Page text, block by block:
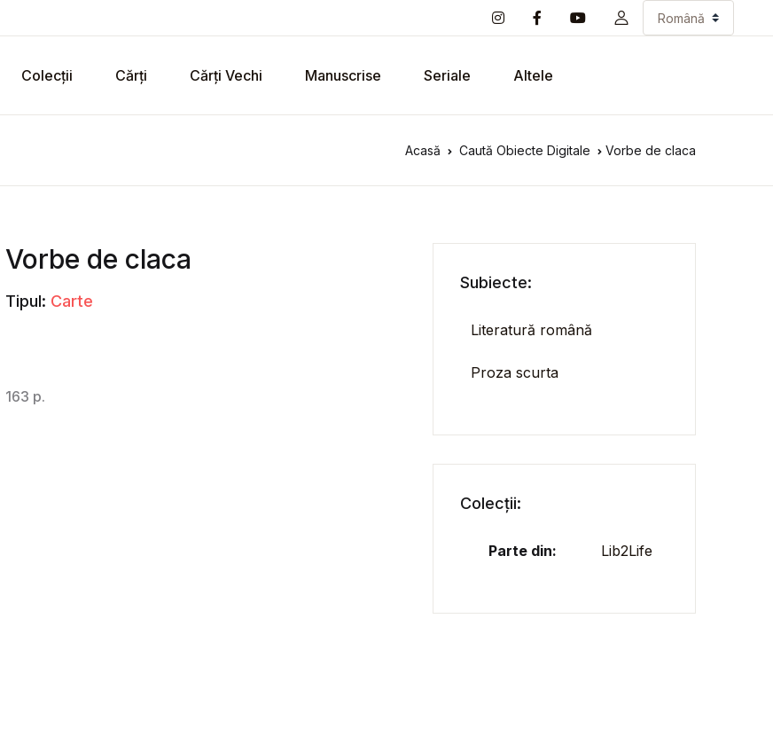
Colecții Cărți Cărți Vechi Manuscrise Seriale Altele
Acasă Caută Obiecte Digitale Vorbe de claca
Vorbe de claca
Tipul: Carte
Subiecte:
Literatură română
Proza scurta
Colecții:
Parte din: Lib2Life